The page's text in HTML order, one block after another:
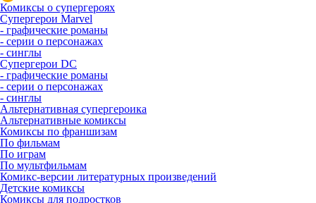
Комиксы о супергероях
Супергерои Marvel
- графические романы
- серии о персонажах
- синглы
Супергерои DC
- графические романы
- серии о персонажах
- синглы
Альтернативная супергероика
Альтернативные комиксы
Комиксы по франшизам
По фильмам
По играм
По мультфильмам
Комикс-версии литературных произведений
Детские комиксы
Комиксы для подростков